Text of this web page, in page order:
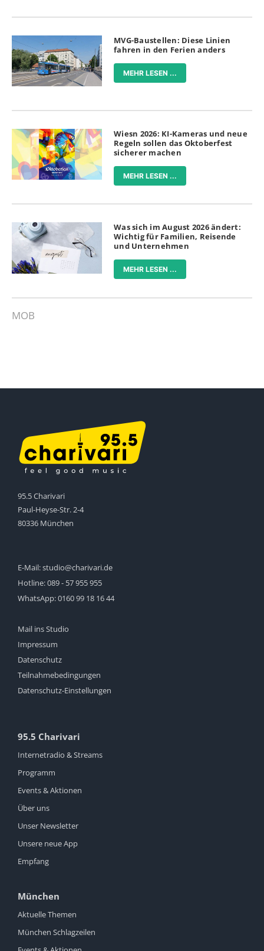
MVG-Baustellen: Diese Linien
fahren in den Ferien anders
MEHR LESEN ...
Wiesn 2026: KI-Kameras und neue
Regeln sollen das Oktoberfest
sicherer machen
MEHR LESEN ...
Was sich im August 2026 ändert:
Wichtig für Familien, Reisende
und Unternehmen
MEHR LESEN ...
MOB
95.5 Charivari
Paul-Heyse-Str. 2-4
80336 München
E-Mail:studio@charivari.de
Hotline:089 - 57 955 955
WhatsApp:0160 99 18 16 44
Mail ins Studio
Impressum
Datenschutz
Teilnahmebedingungen
Datenschutz-Einstellungen
95.5 Charivari
Internetradio & Streams
Programm
Events & Aktionen
Über uns
Unser Newsletter
Unsere neue App
Empfang
München
Aktuelle Themen
München Schlagzeilen